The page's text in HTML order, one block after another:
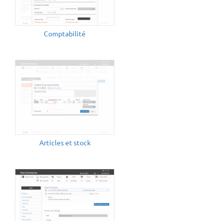
Comptabilité
Articles et stock